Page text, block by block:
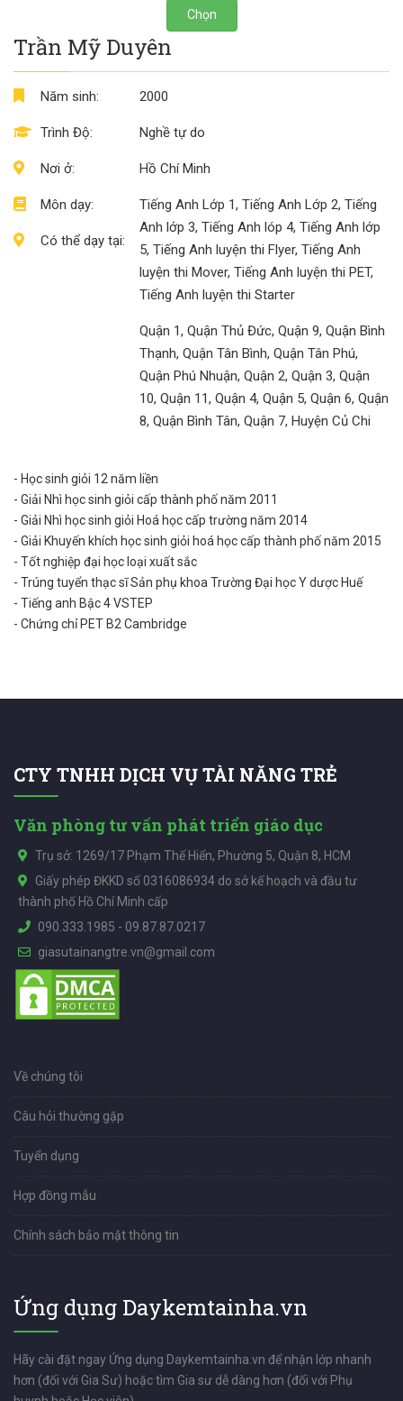
Chọn
Trần Mỹ Duyên
Năm sinh:
Trình Độ:
Nơi ở:
Môn dạy:
Có thể dạy tại:
2000
Nghề tự do
Hồ Chí Minh
Tiếng Anh Lớp 1, Tiếng Anh Lớp 2, Tiếng
Anh lớp 3, Tiếng Anh lóp 4, Tiếng Anh lớp
5, Tiếng Anh luyện thi Flyer, Tiếng Anh
luyện thi Mover, Tiếng Anh luyện thi PET,
Tiếng Anh luyện thi Starter
Quận 1, Quận Thủ Đức, Quận 9, Quận Bình
Thạnh, Quận Tân Bình, Quận Tân Phú,
Quận Phú Nhuận, Quận 2, Quận 3, Quận
10, Quận 11, Quận 4, Quận 5, Quận 6, Quận
8, Quận Bình Tân, Quận 7, Huyện Củ Chi
- Học sinh giỏi 12 năm liền
- Giải Nhì học sinh giỏi cấp thành phố năm 2011
- Giải Nhì học sinh giỏi Hoá học cấp trường năm 2014
- Giải Khuyến khích học sinh giỏi hoá học cấp thành phố năm 2015
- Tốt nghiệp đại học loại xuất sắc
- Trúng tuyển thạc sĩ Sản phụ khoa Trường Đại học Y dược Huế
- Tiếng anh Bậc 4 VSTEP
- Chứng chỉ PET B2 Cambridge
CTY TNHH DỊCH VỤ TÀI NĂNG TRẺ
Văn phòng tư vấn phát triển giáo dục
Trụ sở: 1269/17 Phạm Thế Hiển, Phường 5, Quận 8, HCM
Giấy phép ĐKKD số 0316086934 do sở kế hoạch và đầu tư
thành phố Hồ Chí Minh cấp
090.333.1985 - 09.87.87.0217
giasutainangtre.vn@gmail.com
Về chúng tôi
Câu hỏi thường gặp
Tuyển dụng
Hợp đồng mẫu
Chính sách bảo mật thông tin
Ứng dụng Daykemtainha.vn
Hãy cài đặt ngay Ứng dụng Daykemtainha.vn để nhận lớp nhanh
hơn (đối với Gia Sư) hoặc tìm Gia sư dễ dàng hơn (đối với Phụ